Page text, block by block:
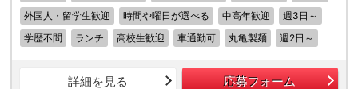
外国人・留学生歓迎
時間や曜日が選べる 中高年歓迎
週3日～
学歴不問
ランチ 高校生歓迎 車通勤可 丸亀製麺 週2日～
詳細を見る 応募フォーム